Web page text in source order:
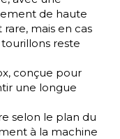
de haute
mais en cas
reste
conçue pour
une longue
selon le plan du
à la machine